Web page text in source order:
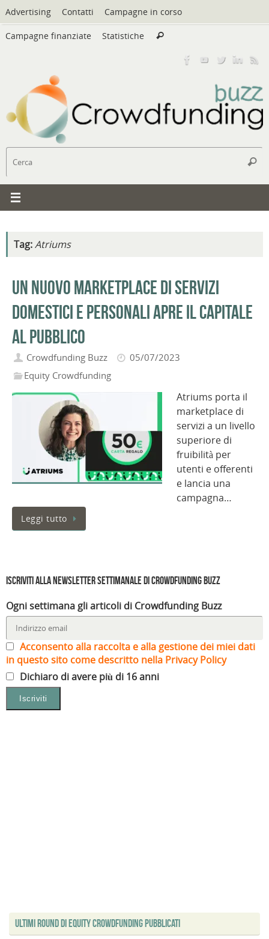
Vai
al
contenuto
Advertising Contatti Campagne in corso
Campagne finanziate Statistiche Cerca
Cerca
Tag:Atriums
Un nuovo marketplace di servizi
domestici e personali apre il capitale
al pubblico
Crowdfunding Buzz
05/07/2023
Equity Crowdfunding
Atriums porta il
marketplace di
servizi a un livello
superiore di
fruibilità per
utenti e offerenti
e lancia una
campagna…
Leggi tutto
Iscriviti alla Newsletter settimanale di Crowdfunding Buzz
Ogni settimana gli articoli di Crowdfunding Buzz
Acconsento alla raccolta e alla gestione dei miei dati
in questo sito come descritto nella Privacy Policy
Dichiaro di avere più di 16 anni
Ultimi Round di Equity Crowdfunding Pubblicati